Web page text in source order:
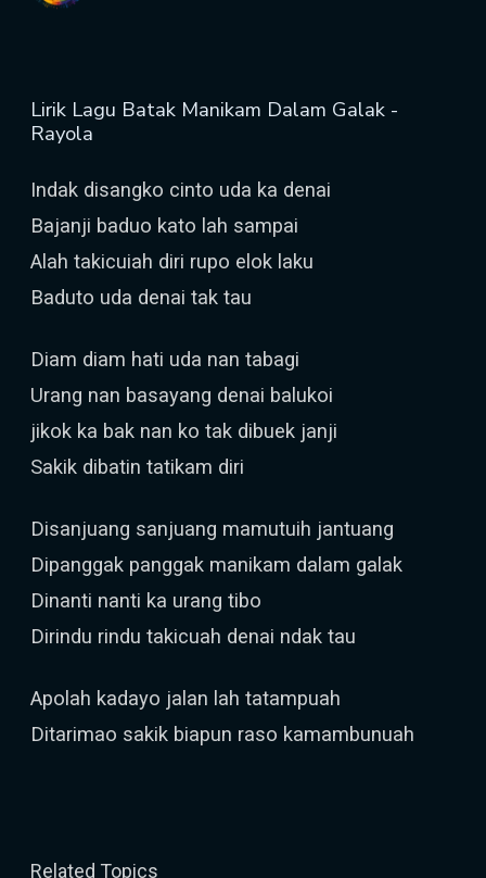
Lirik Lagu Batak Manikam Dalam Galak -
Rayola
Indak disangko cinto uda ka denai
Bajanji baduo kato lah sampai
Alah takicuiah diri rupo elok laku
Baduto uda denai tak tau
Diam diam hati uda nan tabagi
Urang nan basayang denai balukoi
jikok ka bak nan ko tak dibuek janji
Sakik dibatin tatikam diri
Disanjuang sanjuang mamutuih jantuang
Dipanggak panggak manikam dalam galak
Dinanti nanti ka urang tibo
Dirindu rindu takicuah denai ndak tau
Apolah kadayo jalan lah tatampuah
Ditarimao sakik biapun raso kamambunuah
Related Topics